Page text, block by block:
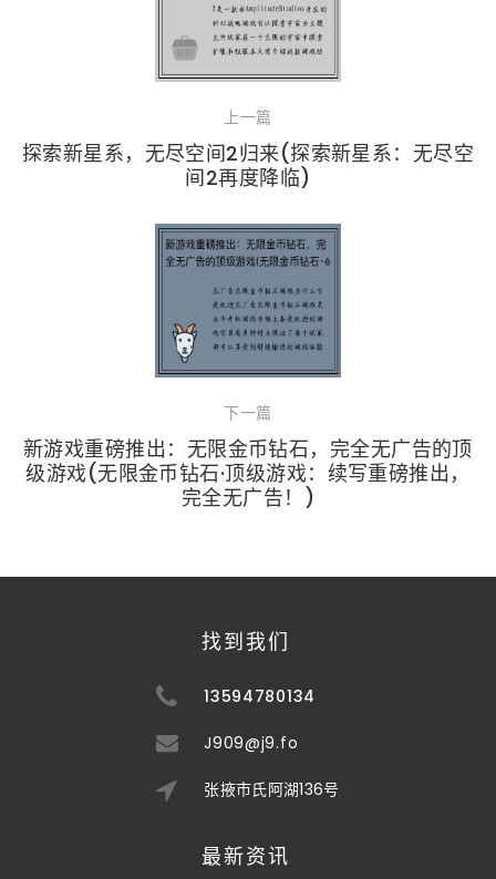
上一篇
探索新星系，无尽空间2归来(探索新星系：无尽空
间2再度降临)
下一篇
新游戏重磅推出：无限金币钻石，完全无广告的顶
级游戏(无限金币钻石·顶级游戏：续写重磅推出，
完全无广告！)
找到我们
13594780134
J909@j9.fo
张掖市氏阿湖136号
最新资讯